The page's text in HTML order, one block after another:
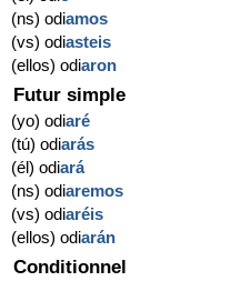
(ns) odiamos
(vs) odiasteis
(ellos) odiaron
Futur simple
(yo) odiaré
(tú) odiarás
(él) odiará
(ns) odiaremos
(vs) odiaréis
(ellos) odiarán
Conditionnel